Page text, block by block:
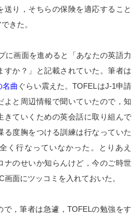
送り，そちらの保険を適応すること
きた。
画面を進めると「あなたの英語力
すか？」と記載されていた。筆者は
名曲 ぐらい震えた。TOFELはJ-1申請
よと周辺情報で聞いていたので，知
きていくための英会話に取り組んで
る度胸をつける訓練は行なっていた
く行なっていなかった。とりあえ
ナのせいか知らんけど，今のご時世
面にツッコミを入れておいた。
で，筆者は急遽，TOFELの勉強をす